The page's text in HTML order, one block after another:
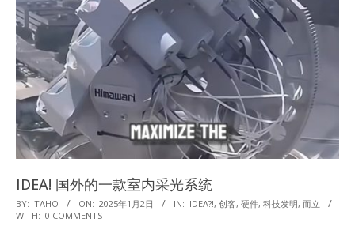
IDEA! 国外的一款室内采光系统
2025-
01-
BY: TAHO ON: 2025年1月2日 IN: IDEA?!, 创客, 硬件, 科技发明, 而立
WITH: 0 COMMENTS